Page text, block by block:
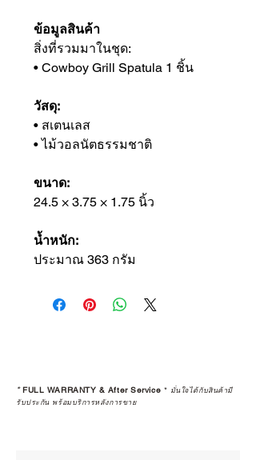
ข้อมูลสินค้า
สิ่งที่รวมมาในชุด:
• Cowboy Grill Spatula 1 ชิ้น
วัสดุ:
• สเตนเลส
• ไม้วอลนัตธรรมชาติ
ขนาด:
24.5 × 3.75 × 1.75 นิ้ว
น้ำหนัก:
ประมาณ 363 กรัม
*FULL WARRANTY & After Service * มั่นใจได้กับสินค้ามี
รับประกัน พร้อมบริการหลังการขาย